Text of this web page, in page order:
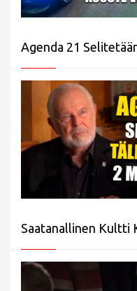
Agenda 21
Saatanallinen Kultti